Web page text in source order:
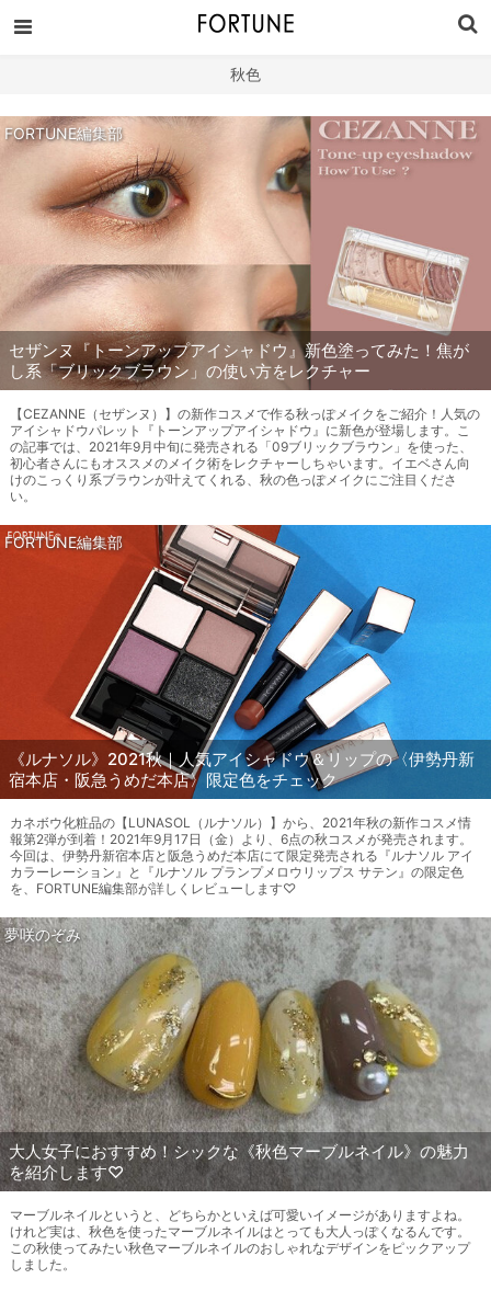
秋色
FORTUNE編集部
セザンヌ『トーンアップアイシャドウ』新色塗ってみた！焦が
し系「ブリックブラウン」の使い方をレクチャー
【CEZANNE（セザンヌ）】の新作コスメで作る秋っぽメイクをご紹介！人気の
アイシャドウパレット『トーンアップアイシャドウ』に新色が登場します。こ
の記事では、2021年9月中旬に発売される「09ブリックブラウン」を使った、
初心者さんにもオススメのメイク術をレクチャーしちゃいます。イエベさん向
けのこっくり系ブラウンが叶えてくれる、秋の色っぽメイクにご注目くださ
い。
FORTUNE編集部
《ルナソル》2021秋｜人気アイシャドウ＆リップの〈伊勢丹新
宿本店・阪急うめだ本店〉限定色をチェック
カネボウ化粧品の【LUNASOL（ルナソル）】から、2021年秋の新作コスメ情
報第2弾が到着！2021年9月17日（金）より、6点の秋コスメが発売されます。
今回は、伊勢丹新宿本店と阪急うめだ本店にて限定発売される『ルナソル アイ
カラーレーション』と『ルナソル プランプメロウリップス サテン』の限定色
を、FORTUNE編集部が詳しくレビューします♡
夢咲のぞみ
大人女子におすすめ！シックな《秋色マーブルネイル》の魅力
を紹介します♡
マーブルネイルというと、どちらかといえば可愛いイメージがありますよね。
けれど実は、秋色を使ったマーブルネイルはとっても大人っぽくなるんです。
この秋使ってみたい秋色マーブルネイルのおしゃれなデザインをピックアップ
しました。